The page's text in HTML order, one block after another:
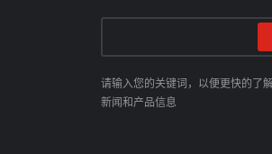
请输入您的关键词，以便更快的了
新闻和产品信息